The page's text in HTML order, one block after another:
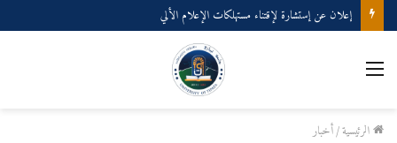
إعلان عن إستشارة لإقتناء مستهلكات الإعلام الألي
القائمة
الرئيسية/أخبار